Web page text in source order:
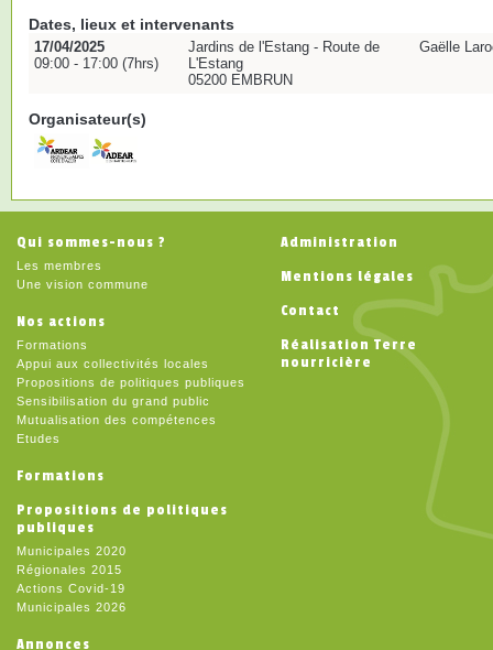
Dates, lieux et intervenants
17/04/2025
09:00 - 17:00 (7hrs)
Jardins de l'Estang - Route de
L'Estang
05200 EMBRUN
Gaëlle
Organisateur(s)
Qui sommes-nous ?
Les membres
Une vision commune
Nos actions
Formations
Appui aux collectivités locales
Propositions de politiques publiques
Sensibilisation du grand public
Mutualisation des compétences
Etudes
Formations
Propositions de politiques
publiques
Municipales 2020
Régionales 2015
Actions Covid-19
Municipales 2026
Annonces
Administration
Mentions légales
Contact
Réalisation Terre
nourricière